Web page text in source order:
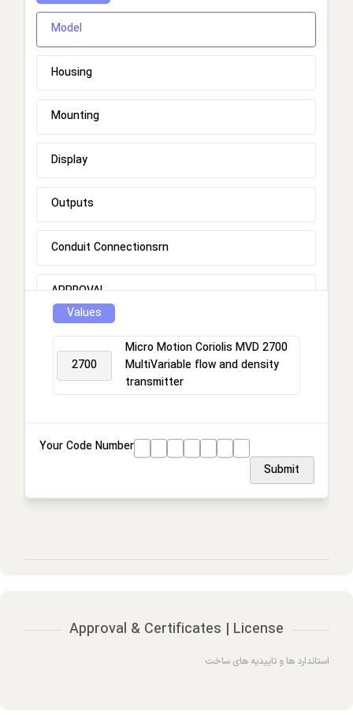
Model
Housing
Mounting
Display
Outputs
Conduit Connectionsrn
APPROVAL
Values
2700
Micro Motion Coriolis MVD 2700
MultiVariable flow and density
transmitter
Your Code Number
Submit
Approval & Certificates | License
استاندارد ها و تاییدیه های ساخت